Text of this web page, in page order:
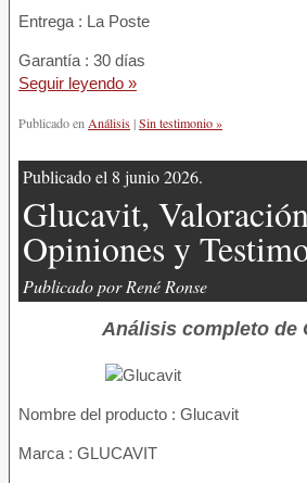
Entrega : La Poste
Garantía : 30 días
Seguir leyendo »
Publicado en Análisis|Sin testimonio »
Publicado el 8 junio 2026.
Glucavit,
Opiniones y
Publicado por René Ronse
Análisis completo de
Nombre del producto : Glucavit
Marca : GLUCAVIT